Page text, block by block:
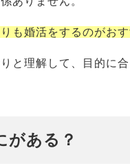
も婚活をするのがお
と理解して、目的に
がある？